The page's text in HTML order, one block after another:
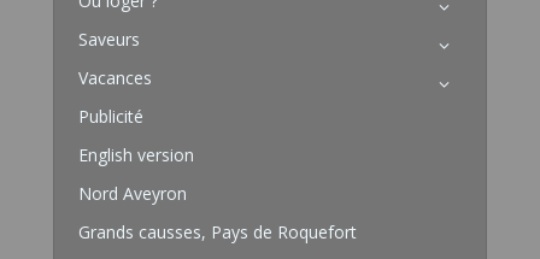
Saveurs
Vacances
Publicité
English version
Nord Aveyron
Grands causses, Pays de Roquefort